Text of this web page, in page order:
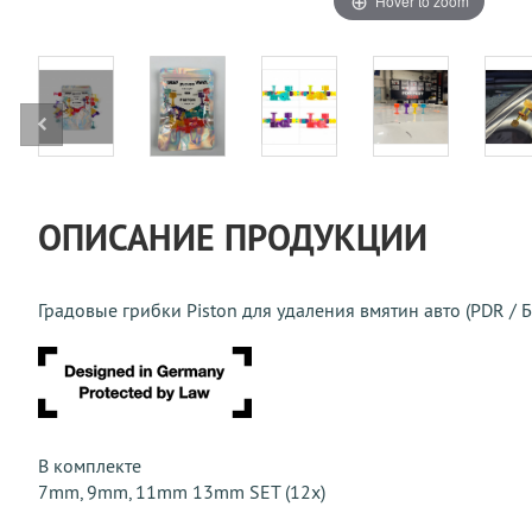
ОПИСАНИЕ ПРОДУКЦИИ
Градовые грибки Piston для удаления вмятин авто (PDR /
В комплекте
7mm, 9mm, 11mm 13mm SET (12x)